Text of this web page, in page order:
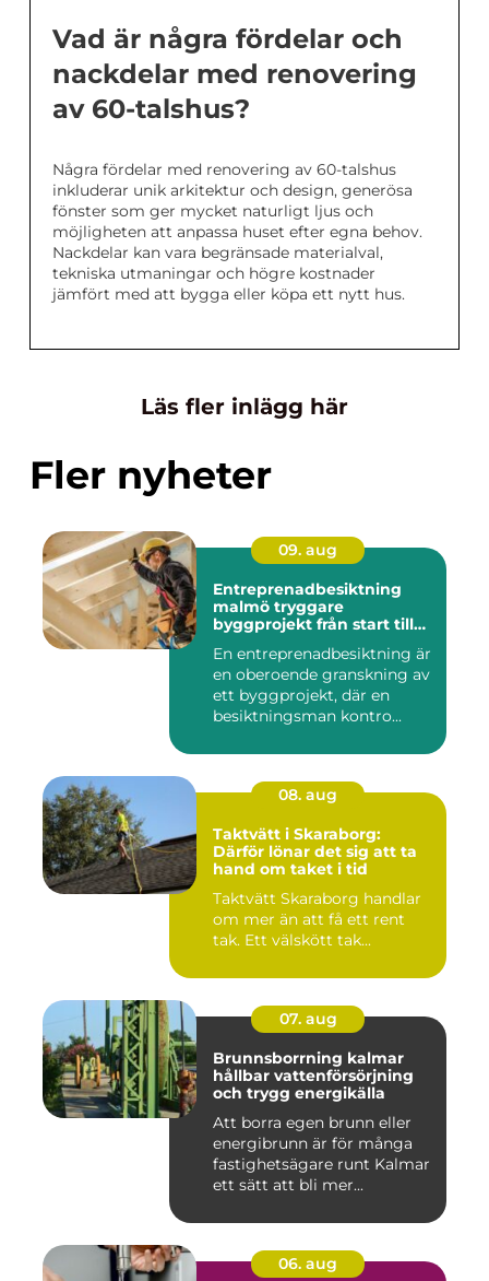
Vad är några fördelar och
nackdelar med renovering
av 60-talshus?
Några fördelar med renovering av 60-talshus
inkluderar unik arkitektur och design, generösa
fönster som ger mycket naturligt ljus och
möjligheten att anpassa huset efter egna behov.
Nackdelar kan vara begränsade materialval,
tekniska utmaningar och högre kostnader
jämfört med att bygga eller köpa ett nytt hus.
Läs fler inlägg här
Fler nyheter
09. aug
Entreprenadbesiktning
malmö tryggare
byggprojekt från start till
En entreprenadbesiktning är
en oberoende granskning av
ett byggprojekt, där en
besiktningsman kontro...
08. aug
Taktvätt i Skaraborg:
Därför lönar det sig att ta
hand om taket i tid
Taktvätt Skaraborg handlar
om mer än att få ett rent
tak. Ett välskött tak...
07. aug
Brunnsborrning kalmar
hållbar vattenförsörjning
och trygg energikälla
Att borra egen brunn eller
energibrunn är för många
fastighetsägare runt Kalmar
ett sätt att bli mer...
06. aug